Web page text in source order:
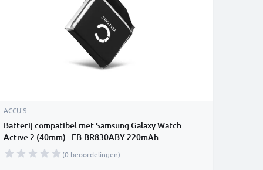
ACCU'S
Batterij compatibel met Samsung Galaxy Watch
Active 2 (40mm) - EB-BR830ABY 220mAh
vervangende accu reservebatterij extra energie
(0 beoordelingen)